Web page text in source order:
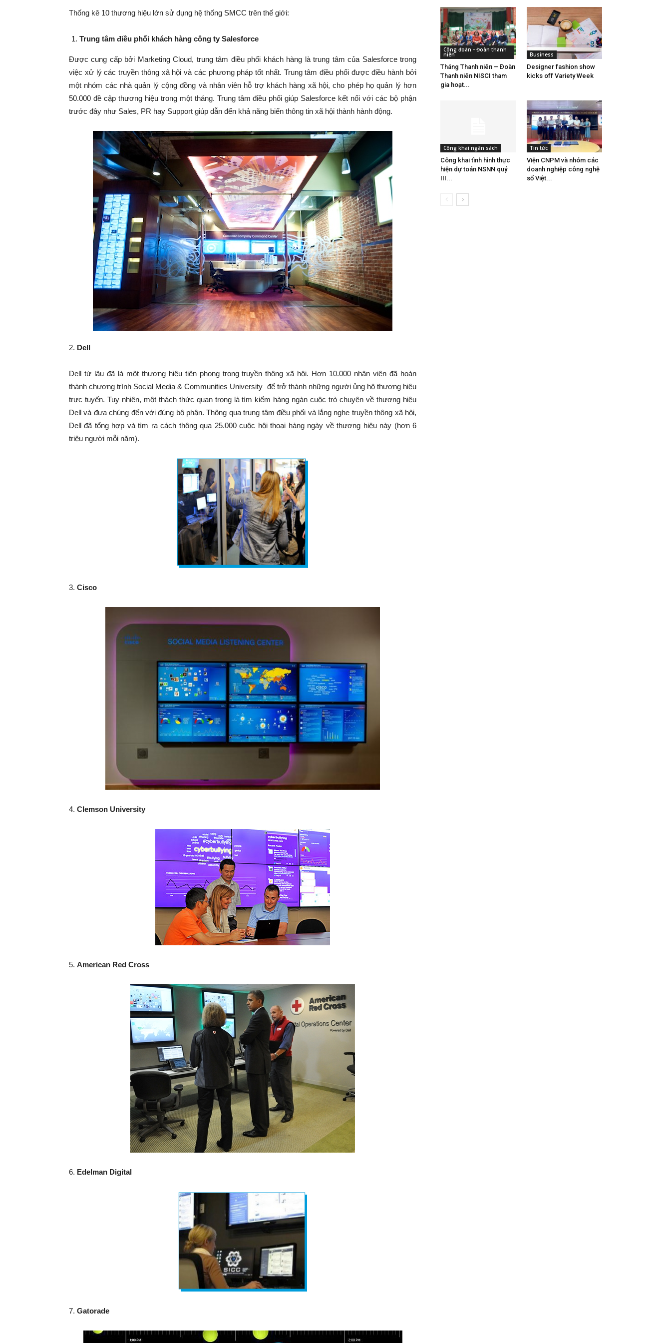
Thống kê 10 thương hiệu lớn sử dụng hệ thống SMCC trên thế giới:
Trung tâm điều phối khách hàng công ty Salesforce
Được cung cấp bởi Marketing Cloud, trung tâm điều phối khách hàng là trung tâm của Salesforce trong
việc xử lý các truyền thông xã hội và các phương pháp tốt nhất. Trung tâm điều phối được điều hành bởi
một nhóm các nhà quản lý cộng đồng và nhân viên hỗ trợ khách hàng xã hội, cho phép họ quản lý hơn
50.000 đề cập thương hiệu trong một tháng. Trung tâm điều phối giúp Salesforce kết nối với các bộ phận
trước đây như Sales, PR hay Support giúp dẫn đến khả năng biến thông tin xã hội thành hành động.
2. Dell
Dell từ lâu đã là một thương hiệu tiên phong trong truyền thông xã hội. Hơn 10.000 nhân viên đã hoàn
thành chương trình Social Media & Communities University để trở thành những người ủng hộ thương hiệu
trực tuyến. Tuy nhiên, một thách thức quan trọng là tìm kiếm hàng ngàn cuộc trò chuyện về thương hiệu
Dell và đưa chúng đến với đúng bộ phận. Thông qua trung tâm điều phối và lắng nghe truyền thông xã hội,
Dell đã tổng hợp và tìm ra cách thông qua 25.000 cuộc hội thoại hàng ngày về thương hiệu này (hơn 6
triệu người mỗi năm).
3. Cisco
4. Clemson University
5. American Red Cross
6. Edelman Digital
7. Gatorade
Công đoàn - Đoàn thanh
niên
Tháng Thanh niên – Đoàn
Thanh niên NISCI tham
gia hoạt...
Business
Designer fashion show
kicks off Variety Week
Công khai ngân sách
Công khai tình hình thực
hiện dự toán NSNN quý
III...
Tin tức
Viện CNPM và nhóm các
doanh nghiệp công nghệ
số Việt...